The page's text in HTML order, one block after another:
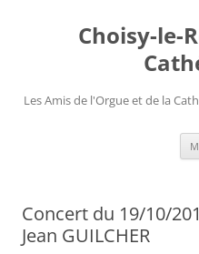
Choisy-le-
Les Amis de l'Orgue et de la
Concert du 19/10/
Jean GUILCHER